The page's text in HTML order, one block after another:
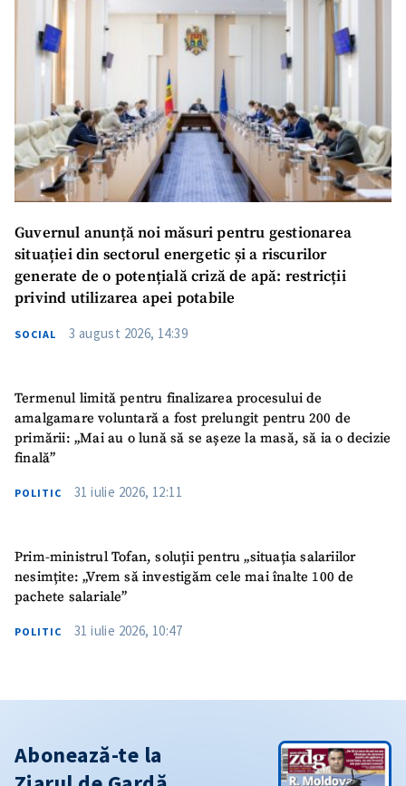
Guvernul anunță noi măsuri pentru gestionarea
situației din sectorul energetic și a riscurilor
generate de o potențială criză de apă: restricții
privind utilizarea apei potabile
SOCIAL 3 august 2026, 14:39
Termenul limită pentru finalizarea procesului de
amalgamare voluntară a fost prelungit pentru 200 de
primării: „Mai au o lună să se așeze la masă, să ia o decizie
finală”
POLITIC 31 iulie 2026, 12:11
Prim-ministrul Tofan, soluții pentru „situația salariilor
nesimțite: „Vrem să investigăm cele mai înalte 100 de
pachete salariale”
POLITIC 31 iulie 2026, 10:47
Abonează-te la